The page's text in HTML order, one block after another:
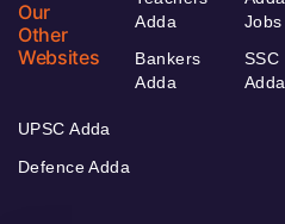
Our
Other
Websites
Adda
Bankers
Adda
Jobs
SSC
Adda
UPSC Adda
Defence Adda